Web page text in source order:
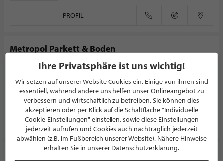
PROFIL
Metropol Parkett & Boden
PARKETTSTUDIO
Chemnitzer Straße 82
44139 Dortmund
Deutschland
PROFIL
Marc Willems Parkett & Fußbodentechnik GmbH
Ihre Privatsphäre ist uns wichtig!
Wir setzen auf unserer Website Cookies ein. Einige von ihnen sind
essentiell, während andere uns helfen unser Onlineangebot zu
verbessern und wirtschaftlich zu betreiben. Sie können dies
akzeptieren oder per Klick auf die Schaltfläche "Individuelle
Cookie-Einstellungen" einstellen, sowie diese Einstellungen
jederzeit aufrufen und Cookies auch nachträglich jederzeit
abwählen (z.B. im Fußbereich unserer Website). Nähere Hinweise
erhalten Sie in unserer Datenschutzerklärung.